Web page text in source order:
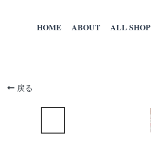
HOME ABOUT ALL SHOP
戻る